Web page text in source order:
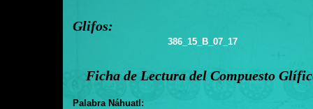
Glifos:
386_15_B_07_17
Ficha de Lectura del Compuesto
Palabra Náhuatl: